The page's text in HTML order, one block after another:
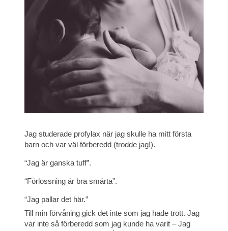
Jag studerade profylax när jag skulle ha mitt första
barn och var väl förberedd (trodde jag!).
“Jag är ganska tuff”.
“Förlossning är bra smärta”.
“Jag pallar det här.”
Till min förvåning gick det inte som jag hade trott. Jag
var inte så förberedd som jag kunde ha varit – Jag